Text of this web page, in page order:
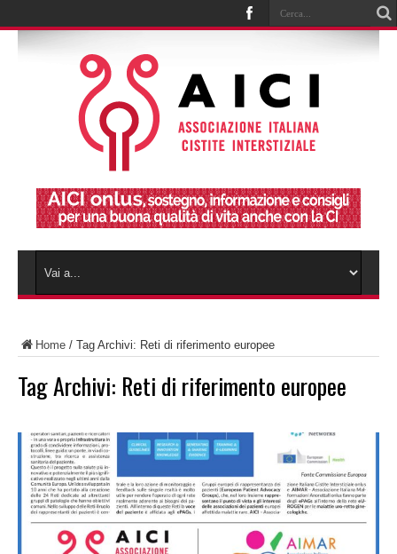
Home / Tag Archivi: Reti di riferimento europee
Tag Archivi: Reti di riferimento europee